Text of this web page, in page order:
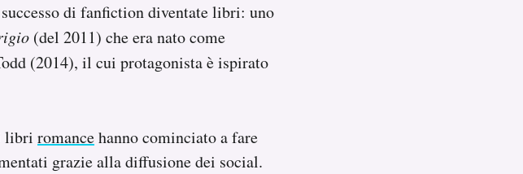
di fanfiction diventate libri: uno
(del 2011) che era nato come
(2014), il cui protagonista è ispirato
libri romancehanno cominciato a fare
grazie alla diffusione dei social.